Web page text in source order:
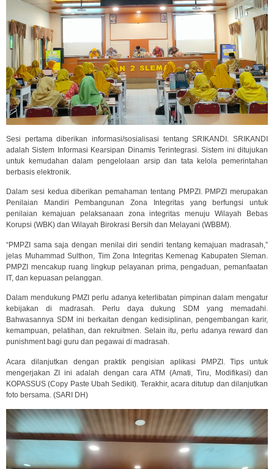
Sesi pertama diberikan informasi/sosialisasi tentang SRIKANDI. SRIKANDI
adalah Sistem Informasi Kearsipan Dinamis Terintegrasi. Sistem ini ditujukan
untuk kemudahan dalam pengelolaan arsip dan tata kelola pemerintahan
berbasis elektronik.
Dalam sesi kedua diberikan pemahaman tentang PMPZI. PMPZI merupakan
Penilaian Mandiri Pembangunan Zona Integritas yang berfungsi untuk
penilaian kemajuan pelaksanaan zona integritas menuju Wilayah Bebas
Korupsi (WBK) dan Wilayah Birokrasi Bersih dan Melayani (WBBM).
“PMPZI sama saja dengan menilai diri sendiri tentang kemajuan madrasah,”
jelas Muhammad Sulthon, Tim Zona Integritas Kemenag Kabupaten Sleman.
PMPZI mencakup ruang lingkup pelayanan prima, pengaduan, pemanfaatan
IT, dan kepuasan pelanggan.
Dalam mendukung PMZI perlu adanya keterlibatan pimpinan dalam mengatur
kebijakan di madrasah. Perlu daya dukung SDM yang memadahi.
Bahwasannya SDM ini berkaitan dengan kedisiplinan, pengembangan karir,
kemampuan, pelatihan, dan rekruitmen. Selain itu, perlu adanya reward dan
punishment bagi guru dan pegawai di madrasah.
Acara dilanjutkan dengan praktik pengisian aplikasi PMPZI. Tips untuk
mengerjakan ZI ini adalah dengan cara ATM (Amati, Tiru, Modifikasi) dan
KOPASSUS (Copy Paste Ubah Sedikit). Terakhir, acara ditutup dan dilanjutkan
foto bersama. (SARI DH)